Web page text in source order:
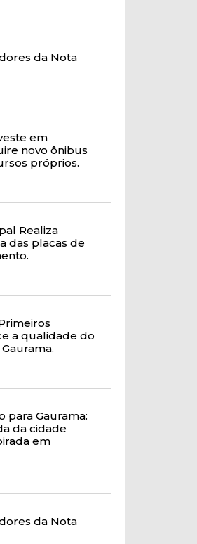
da Nota
em
novo ônibus
próprios.
Realiza
das placas de
a qualidade do
para Gaurama:
da cidade
em
da Nota